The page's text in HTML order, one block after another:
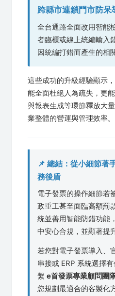
跨縣市連鎖門市防呆
全台通路全面改用智能
者臨櫃或線上統編輸入
因統編打錯而產生的相
這些成功的升級經驗顯示
能全面杜絕人為疏失，更
與報表生成等環節釋放大
業整體的營運與管理效率。
📌 總結：從小細節著
務後盾
電子發票的操作細節若
政重工甚至面臨高額罰
統並善用智能防錯功能
中安心合規，並顯著提
若您對電子發票導入、
串接或 ERP 系統選擇
繫 e首發票專業顧問團
您規劃最適合的客製化